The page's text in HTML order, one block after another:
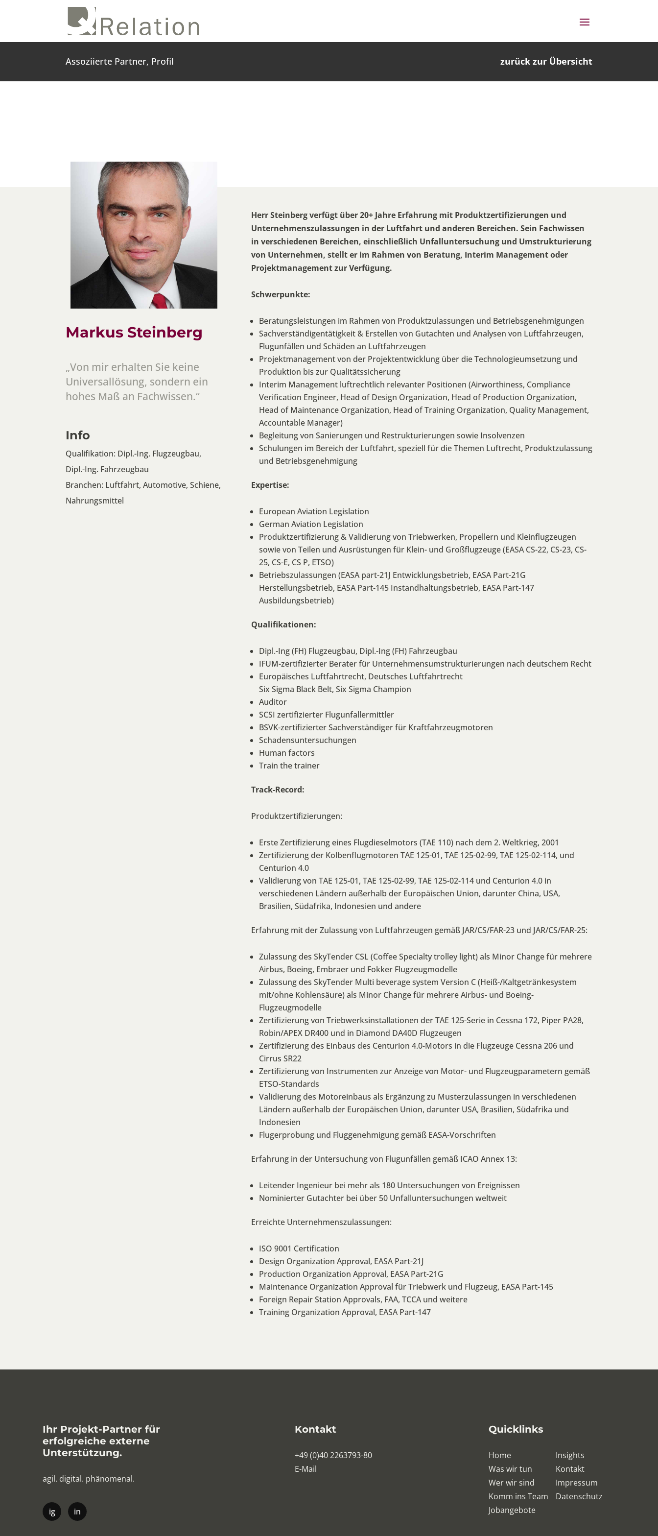
Assoziierte Partner, Profil zurück zur Übersicht
Markus Steinberg
„Von mir erhalten Sie keine
Universallösung, sondern ein
hohes Maß an Fachwissen.“
Info
Qualifikation: Dipl.-Ing. Flugzeugbau,
Dipl.-Ing. Fahrzeugbau
Branchen: Luftfahrt, Automotive, Schiene,
Nahrungsmittel
Herr Steinberg verfügt über 20+ Jahre Erfahrung mit Produktzertifizierungen und
Unternehmenszulassungen in der Luftfahrt und anderen Bereichen. Sein Fachwissen
in verschiedenen Bereichen, einschließlich Unfalluntersuchung und Umstrukturierung
von Unternehmen, stellt er im Rahmen von Beratung, Interim Management oder
Projektmanagement zur Verfügung.
Schwerpunkte:
Beratungsleistungen im Rahmen von Produktzulassungen und Betriebsgenehmigungen
Sachverständigentätigkeit & Erstellen von Gutachten und Analysen von Luftfahrzeugen,
Flugunfällen und Schäden an Luftfahrzeugen
Projektmanagement von der Projektentwicklung über die Technologieumsetzung und
Produktion bis zur Qualitätssicherung
Interim Management luftrechtlich relevanter Positionen (Airworthiness, Compliance
Verification Engineer, Head of Design Organization, Head of Production Organization,
Head of Maintenance Organization, Head of Training Organization, Quality Management,
Accountable Manager)
Begleitung von Sanierungen und Restrukturierungen sowie Insolvenzen
Schulungen im Bereich der Luftfahrt, speziell für die Themen Luftrecht, Produktzulassung
und Betriebsgenehmigung
Expertise:
European Aviation Legislation
German Aviation Legislation
Produktzertifizierung & Validierung von Triebwerken, Propellern und Kleinflugzeugen
sowie von Teilen und Ausrüstungen für Klein- und Großflugzeuge (EASA CS-22, CS-23, CS-
25, CS-E, CS P, ETSO)
Betriebszulassungen (EASA part-21J Entwicklungsbetrieb, EASA Part-21G
Herstellungsbetrieb, EASA Part-145 Instandhaltungsbetrieb, EASA Part-147
Ausbildungsbetrieb)
Qualifikationen:
Dipl.-Ing (FH) Flugzeugbau, Dipl.-Ing (FH) Fahrzeugbau
IFUM-zertifizierter Berater für Unternehmensumstrukturierungen nach deutschem Recht
Europäisches Luftfahrtrecht, Deutsches Luftfahrtrecht
Six Sigma Black Belt, Six Sigma Champion
Auditor
SCSI zertifizierter Flugunfallermittler
BSVK-zertifizierter Sachverständiger für Kraftfahrzeugmotoren
Schadensuntersuchungen
Human factors
Train the trainer
Track-Record:
Produktzertifizierungen:
Erste Zertifizierung eines Flugdieselmotors (TAE 110) nach dem 2. Weltkrieg, 2001
Zertifizierung der Kolbenflugmotoren TAE 125-01, TAE 125-02-99, TAE 125-02-114, und
Centurion 4.0
Validierung von TAE 125-01, TAE 125-02-99, TAE 125-02-114 und Centurion 4.0 in
verschiedenen Ländern außerhalb der Europäischen Union, darunter China, USA,
Brasilien, Südafrika, Indonesien und andere
Erfahrung mit der Zulassung von Luftfahrzeugen gemäß JAR/CS/FAR-23 und JAR/CS/FAR-25:
Zulassung des SkyTender CSL (Coffee Specialty trolley light) als Minor Change für mehrere
Airbus, Boeing, Embraer und Fokker Flugzeugmodelle
Zulassung des SkyTender Multi beverage system Version C (Heiß-/Kaltgetränkesystem
mit/ohne Kohlensäure) als Minor Change für mehrere Airbus- und Boeing-
Flugzeugmodelle
Zertifizierung von Triebwerksinstallationen der TAE 125-Serie in Cessna 172, Piper PA28,
Robin/APEX DR400 und in Diamond DA40D Flugzeugen
Zertifizierung des Einbaus des Centurion 4.0-Motors in die Flugzeuge Cessna 206 und
Cirrus SR22
Zertifizierung von Instrumenten zur Anzeige von Motor- und Flugzeugparametern gemäß
ETSO-Standards
Validierung des Motoreinbaus als Ergänzung zu Musterzulassungen in verschiedenen
Ländern außerhalb der Europäischen Union, darunter USA, Brasilien, Südafrika und
Indonesien
Flugerprobung und Fluggenehmigung gemäß EASA-Vorschriften
Erfahrung in der Untersuchung von Flugunfällen gemäß ICAO Annex 13:
Leitender Ingenieur bei mehr als 180 Untersuchungen von Ereignissen
Nominierter Gutachter bei über 50 Unfalluntersuchungen weltweit
Erreichte Unternehmenszulassungen:
ISO 9001 Certification
Design Organization Approval, EASA Part-21J
Production Organization Approval, EASA Part-21G
Maintenance Organization Approval für Triebwerk und Flugzeug, EASA Part-145
Foreign Repair Station Approvals, FAA, TCCA und weitere
Training Organization Approval, EASA Part-147
Ihr Projekt-Partner für
erfolgreiche externe
Unterstützung.
agil. digital. phänomenal.
Kontakt
+49 (0)40 2263793-80
E-Mail
Quicklinks
Home
Was wir tun
Wer wir sind
Komm ins Team
Jobangebote
Insights
Kontakt
Impressum
Datenschutz